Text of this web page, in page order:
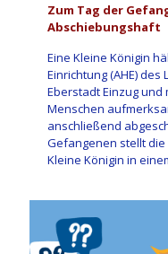
Zum Tag der
Abschiebungshaft
Eine Kleine Königin
Einrichtung (AHE)
Eberstadt Einzug
Menschen
anschließend
Gefangenen stellt die
Kleine Königin in